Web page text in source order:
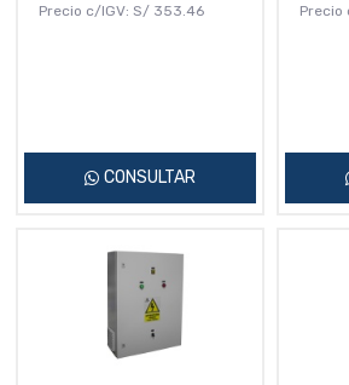
Precio c/IGV: S/ 353.46
CONSULTAR
Precio